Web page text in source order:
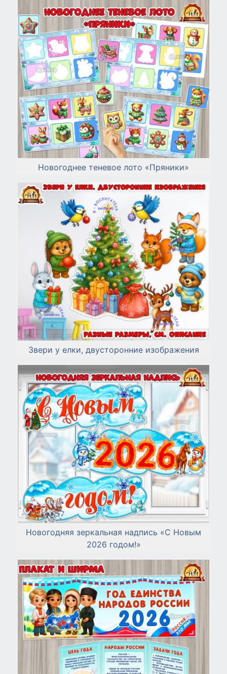
Новогоднее теневое лото «Пряники»
Звери у елки, двусторонние изображения
Новогодняя зеркальная надпись «С Новым
2026 годом!»